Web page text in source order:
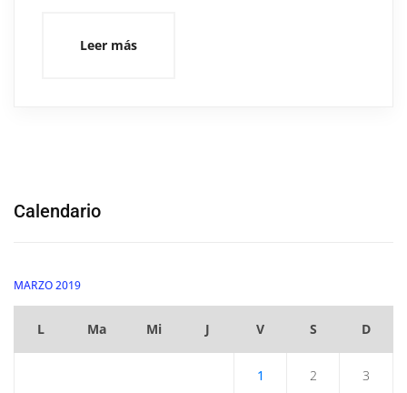
Leer más
Calendario
MARZO 2019
L Ma Mi J V S D
1 2 3